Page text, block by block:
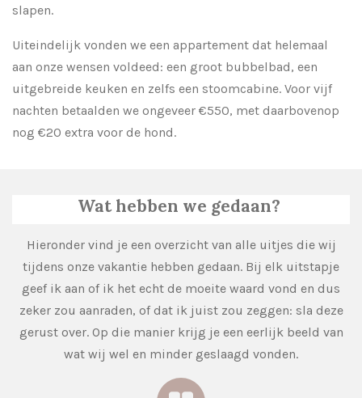
slapen.
Uiteindelijk vonden we een appartement dat helemaal
aan onze wensen voldeed: een groot bubbelbad, een
uitgebreide keuken en zelfs een stoomcabine. Voor vijf
nachten betaalden we ongeveer €550, met daarbovenop
nog €20 extra voor de hond.
Wat hebben we gedaan?
Hieronder vind je een overzicht van alle uitjes die wij
tijdens onze vakantie hebben gedaan. Bij elk uitstapje
geef ik aan of ik het echt de moeite waard vond en dus
zeker zou aanraden, of dat ik juist zou zeggen: sla deze
gerust over. Op die manier krijg je een eerlijk beeld van
wat wij wel en minder geslaagd vonden.